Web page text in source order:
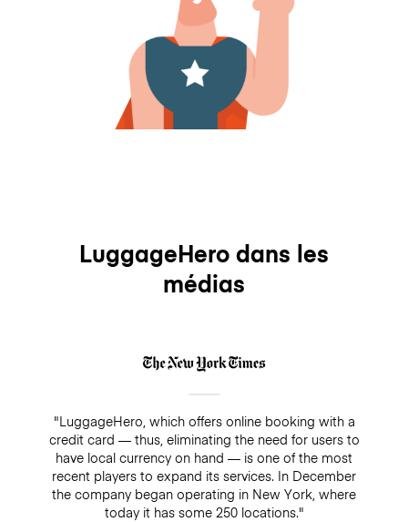
LuggageHero dans les
médias
"LuggageHero, which offers online booking with a
credit card — thus, eliminating the need for users to
have local currency on hand — is one of the most
recent players to expand its services. In December
the company began operating in New York, where
today it has some 250 locations."